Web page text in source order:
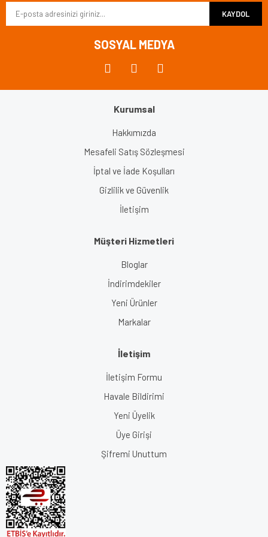
Ürün fiyatı diğer sitelerden daha pahalı.
KAYDOL
SOSYAL MEDYA
Kurumsal
Hakkımızda
Mesafeli Satış Sözleşmesi
İptal ve İade Koşulları
Gizlilik ve Güvenlik
İletişim
Müşteri Hizmetleri
Bloglar
İndirimdekiler
Yeni Ürünler
Markalar
İletişim
İletişim Formu
Havale Bildirimi
Yeni Üyelik
Üye Girişi
Şifremi Unuttum